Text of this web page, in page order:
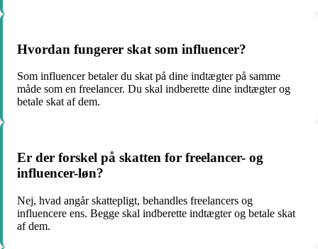
Hvordan fungerer skat som influencer?
Som influencer betaler du skat på dine indtægter på samme
måde som en freelancer. Du skal indberette dine indtægter og
betale skat af dem.
Er der forskel på skatten for freelancer- og
influencer-løn?
Nej, hvad angår skattepligt, behandles freelancers og
influencere ens. Begge skal indberette indtægter og betale skat
af dem.